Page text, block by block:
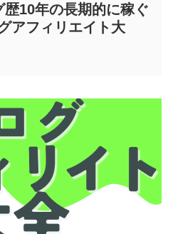
10年の長期的に稼ぐ
アフィリエイト大